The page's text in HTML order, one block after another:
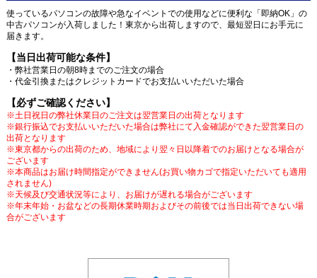
使っているパソコンの故障や急なイベントでの使用などに便利な「即納OK」の
中古パソコンが入荷しました！東京から出荷しますので、最短翌日にお手元に
届きます。
【当日出荷可能な条件】
・弊社営業日の朝8時までのご注文の場合
・代金引換またはクレジットカードでお支払いいただいた場合
【必ずご確認ください】
※土日祝日の弊社休業日のご注文は翌営業日の出荷となります
※銀行振込でお支払いいただいた場合は弊社にて入金確認ができた翌営業日の
出荷となります
※東京都からの出荷のため、地域により翌々日以降着でのお届けとなる場合が
ございます
※本商品はお届け時間指定ができません(お買い物カゴで指定いただいても適用
されません)
※天候及び交通状況等により、お届けが遅れる場合がございます
※年末年始・お盆などの長期休業時期およびその前後では当日出荷できない場
合がございます